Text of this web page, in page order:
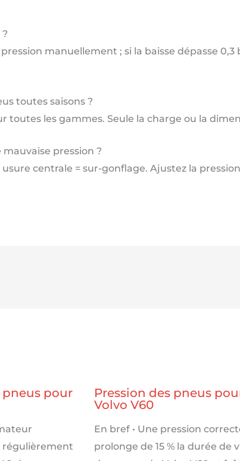
manuellement ; si la baisse dépasse
toutes saisons ?
toutes les gammes. Seule la charge ou la
pression ?
centrale = sur-gonflage. Ajustez la
pneus pour
régulièrement
Pression des pneus
Volvo V60
En bref • Une pression
prolonge de 15 % la durée de